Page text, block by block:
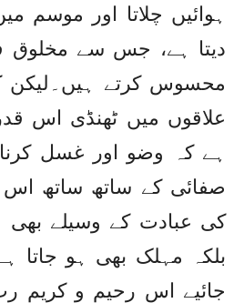
ہوائیں چلاتا اور موسم
دیتا ہے، جس سے مخلوق
محسوس کرتے ہیں۔لیکن
علاقوں میں ٹھنڈی اس
ہے کہ وضو اور غسل
صفائی کے ساتھ ساتھ اس
کی عبادت کے وسیلے
بلکہ مہلک بھی ہو جاتا
جائیے اس رحیم و کریم